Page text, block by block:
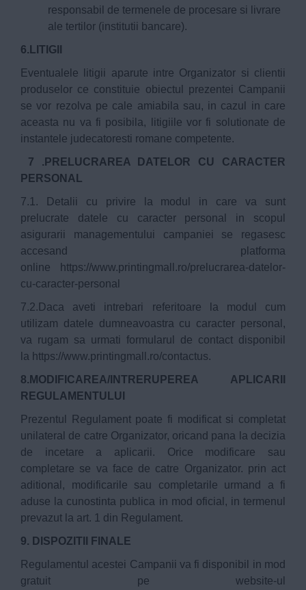
responsabil de termenele de procesare si livrare
ale tertilor (institutii bancare).
6.LITIGII
Eventualele litigii aparute intre Organizator si clientii
produselor ce constituie obiectul prezentei Campanii
se vor rezolva pe cale amiabila sau, in cazul in care
aceasta nu va fi posibila, litigiile vor fi solutionate de
instantele judecatoresti romane competente.
7 .PRELUCRAREA DATELOR CU CARACTER
PERSONAL
7.1. Detalii cu privire la modul in care va sunt
prelucrate datele cu caracter personal in scopul
asigurarii managementului campaniei se regasesc
accesand platforma
online
https://www.printingmall.ro/prelucrarea-datelor-
cu-caracter-personal
7.2.Daca aveti intrebari referitoare la modul cum
utilizam datele dumneavoastra cu caracter personal,
va rugam sa urmati formularul de contact disponibil
la https://www.printingmall.ro/contactus.
8.MODIFICAREA/INTRERUPEREA APLICARII
REGULAMENTULUI
Prezentul Regulament poate fi modificat si completat
unilateral de catre Organizator, oricand pana la decizia
de incetare a aplicarii. Orice modificare sau
completare se va face de catre Organizator. prin act
aditional, modificarile sau completarile urmand a fi
aduse la cunostinta publica in mod oficial, in termenul
prevazut la art. 1 din Regulament.
9. DISPOZITII FINALE
Regulamentul acestei Campanii va fi disponibil in mod
gratuit pe website-ul